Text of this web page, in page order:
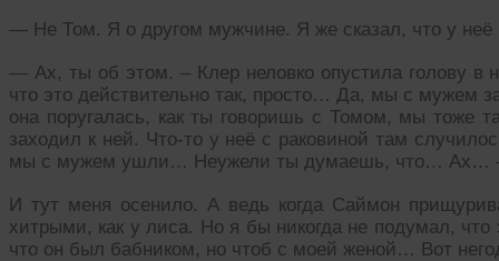
— Не Том. Я о другом мужчине. Я же сказал, что у неё
— Ах, ты об этом. – Клер неловко опустила голову в
что это действительно так, просто… Да, мы с мужем
она поругалась, как ты говоришь с Томом, мы тоже
заходил к ней. Что-то у неё с раковиной там
мы с мужем ушли… Неужели ты думаешь, что… Ах…
И тут меня осенило. А ведь когда Саймон
хитрыми, как у лиса. Но я бы никогда не подумал,
что он был бабником, но чтоб с моей женой… Вот